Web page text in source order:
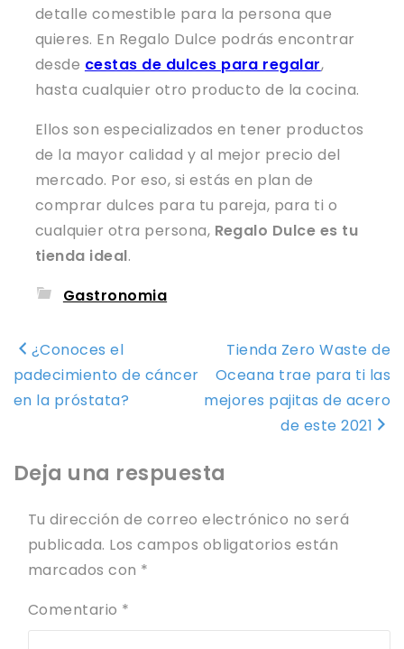
detalle comestible para la persona que
quieres. En Regalo Dulce podrás encontrar
desde cestas de dulces para regalar,
hasta cualquier otro producto de la cocina.
Ellos son especializados en tener productos
de la mayor calidad y al mejor precio del
mercado. Por eso, si estás en plan de
comprar dulces para tu pareja, para ti o
cualquier otra persona, Regalo Dulce es tu
tienda ideal.
Gastronomia
Navegación
de
entradas
¿Conoces el
padecimiento de cáncer
en la próstata?
Tienda Zero Waste de
Oceana trae para ti las
mejores pajitas de acero
de este 2021
Deja una respuesta
Tu dirección de correo electrónico no será
publicada. Los campos obligatorios están
marcados con *
Comentario *